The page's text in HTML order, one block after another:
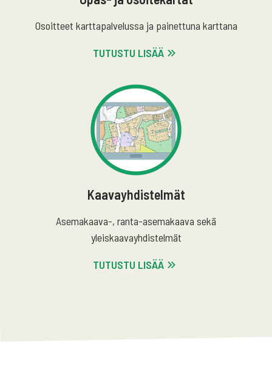
Osoitteet karttapalvelussa ja painettuna karttana
TUTUSTU LISÄÄ
Kaavayhdistelmät
Asemakaava-, ranta-asemakaava sekä
yleiskaavayhdistelmät
TUTUSTU LISÄÄ